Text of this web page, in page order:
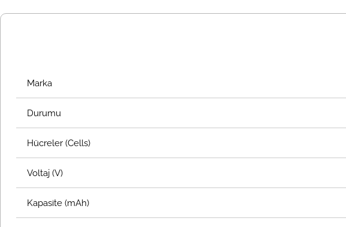
Marka
Durumu
Hücreler (Cells)
Voltaj (V)
Kapasite (mAh)